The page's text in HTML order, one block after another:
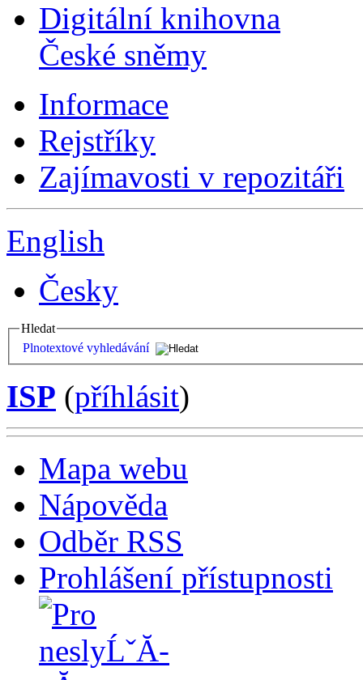
Digitální knihovna
České sněmy
Informace
Rejstříky
Zajímavosti v repozitáři
English
Česky
Hledat
Plnotextové vyhledávání
ISP (příhlásit)
Mapa webu
Nápověda
Odběr RSS
Prohlášení přístupnosti